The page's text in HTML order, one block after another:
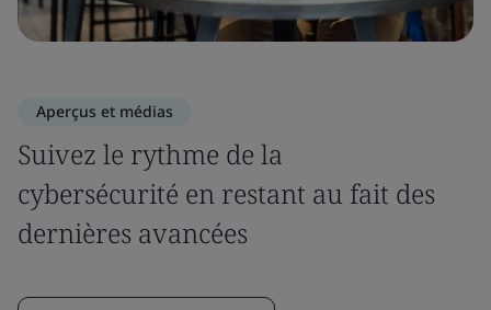
Aperçus et médias
Suivez le rythme de la
cybersécurité en restant au fait des
dernières avancées